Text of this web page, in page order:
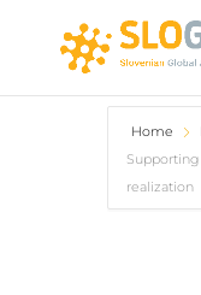
Home
realization